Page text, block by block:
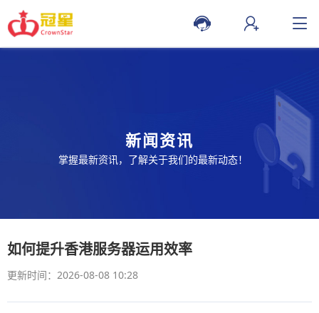
新闻资讯
掌握最新资讯，了解关于我们的最新动态！
如何提升香港服务器运用效率
更新时间：2026-08-08 10:28